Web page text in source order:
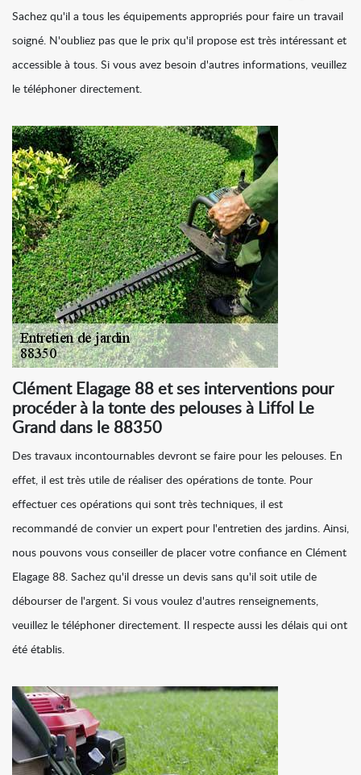
Sachez qu'il a tous les équipements appropriés pour faire un travail
soigné. N'oubliez pas que le prix qu'il propose est très intéressant et
accessible à tous. Si vous avez besoin d'autres informations, veuillez
le téléphoner directement.
Clément Elagage 88 et ses interventions pour
procéder à la tonte des pelouses à Liffol Le
Grand dans le 88350
Des travaux incontournables devront se faire pour les pelouses. En
effet, il est très utile de réaliser des opérations de tonte. Pour
effectuer ces opérations qui sont très techniques, il est
recommandé de convier un expert pour l'entretien des jardins. Ainsi,
nous pouvons vous conseiller de placer votre confiance en Clément
Elagage 88. Sachez qu'il dresse un devis sans qu'il soit utile de
débourser de l'argent. Si vous voulez d'autres renseignements,
veuillez le téléphoner directement. Il respecte aussi les délais qui ont
été établis.